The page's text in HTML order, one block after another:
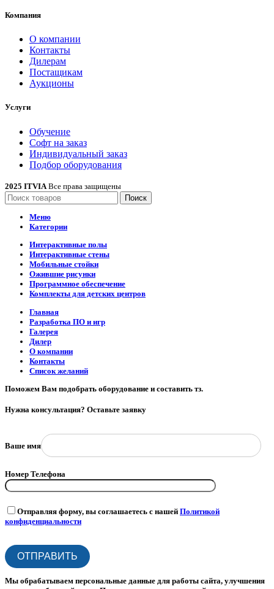
Компания
О компании
Контакты
Дилерам
Постащикам
Аукционы
Услуги
Обучение
Софт на заказ
Индивидуальный заказ
Подбор оборудования
2025 ITVIA Все права защищены
Поиск
Меню
Категории
Интерактивные полы
Интерактивные стены
Мобильные стойки
Ожившие рисунки
Программное обеспечение
Комплекты для детских центров
Главная
Разработка ПО и игр
Галерея
Дилер
О компании
Контакты
Список желаний
Поможем Вам подобрать оборудование и составить тз.
Нужна консультация? Оставьте заявку
Ваше имя
Номер Телефона
Отправляя форму, вы соглашаетесь с нашей Политикой
конфиденциальности
Мы обрабатываем персональные данные для работы сайта, улучшения